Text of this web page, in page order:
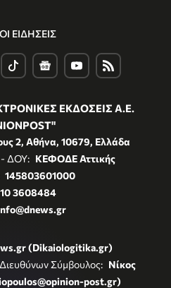
ΕΙΔΗΣΕΙΣ
ΕΚΔΟΣΕΙΣ Α.Ε.
2, Αθήνα, 10679, Ελλάδα
ΔΟΥ: ΚΕΦΟΔΕ Αττικής
145803601000
3608484
(Dikaiologitika.gr)
Σύμβουλος: Νίκος
post.gr)